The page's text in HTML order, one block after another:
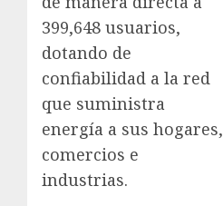
399,648 usuarios,
dotando de
confiabilidad a la red
que suministra
energía a sus hogares,
comercios e
industrias.